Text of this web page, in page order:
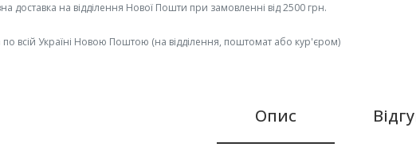
доставка на відділення Нової Пошти при замовленні від 2500 грн.
по всій Україні Новою Поштою (на відділення, поштомат або кур'єром)
Опис